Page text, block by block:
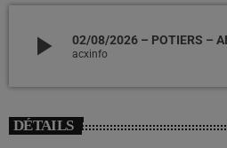
play_arrow 02/08/2026 – POTIERS –
acxinfo
DÉTAILS